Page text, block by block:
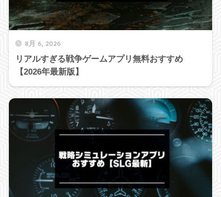
8月 6, 2026
リアルすぎる戦争ゲームアプリ無料おすすめ
【2026年最新版】